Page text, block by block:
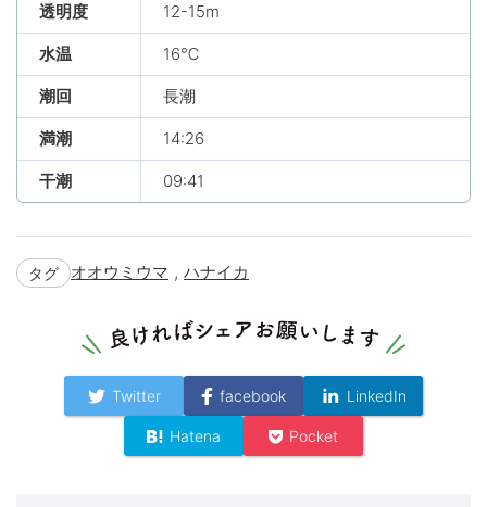
透明度 12-15m
水温 16℃
潮回 長潮
満潮 14:26
干潮 09:41
タグ オオウミウマ , ハナイカ
Twitter facebook LinkedIn
Hatena Pocket